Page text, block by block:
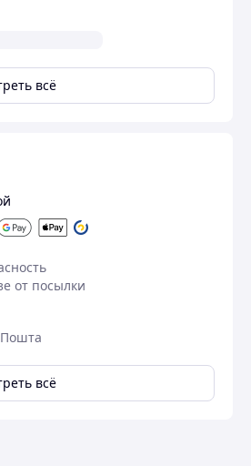
всё
от посылки
всё